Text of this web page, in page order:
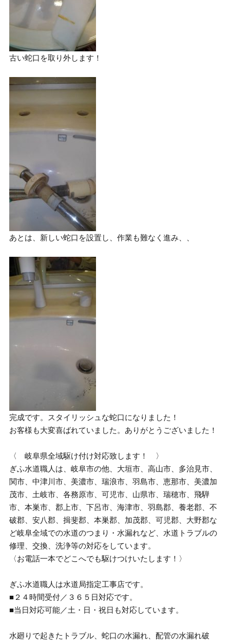
古い蛇口を取り外します！
あとは、新しい蛇口を設置し、作業も難なく進み、、
完成です。スタイリッシュな蛇口になりました！
お客様も大変喜ばれていました。ありがとうございました！
〈 岐阜県全域駆け付け対応致します！ 〉
ぎふ水道職人は、岐阜市の他、大垣市、高山市、多治見市、
関市、中津川市、美濃市、瑞浪市、羽島市、恵那市、美濃加
茂市、土岐市、各務原市、可児市、山県市、瑞穂市、飛騨
市、本巣市、郡上市、下呂市、海津市、羽島郡、養老郡、不
破郡、安八郡、揖斐郡、本巣郡、加茂郡、可児郡、大野郡な
ど岐阜全域での水道のつまり・水漏れなど、水道トラブルの
修理、交換、洗浄等の対応をしています。
〈お電話一本でどこへでも駆けつけいたします！〉
ぎふ水道職人は水道局指定工事店です。
■２４時間受付／３６５日対応です。
■当日対応可能／土・日・祝日も対応しています。
水廻りで起きたトラブル、蛇口の水漏れ、配管の水漏れ破